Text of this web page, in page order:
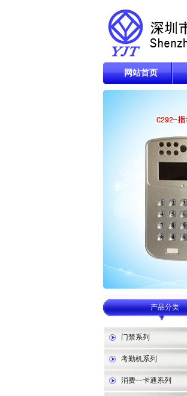
网站首页
产品分类
门禁系列
考勤机系列
消费一卡通系列